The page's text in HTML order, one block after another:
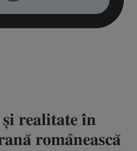
𝐫𝐞𝐚𝐥𝐢𝐭𝐚𝐭𝐞 𝐢̂𝐧
𝐫𝐨𝐦𝐚̂𝐧𝐞𝐚𝐬𝐜𝐚̆